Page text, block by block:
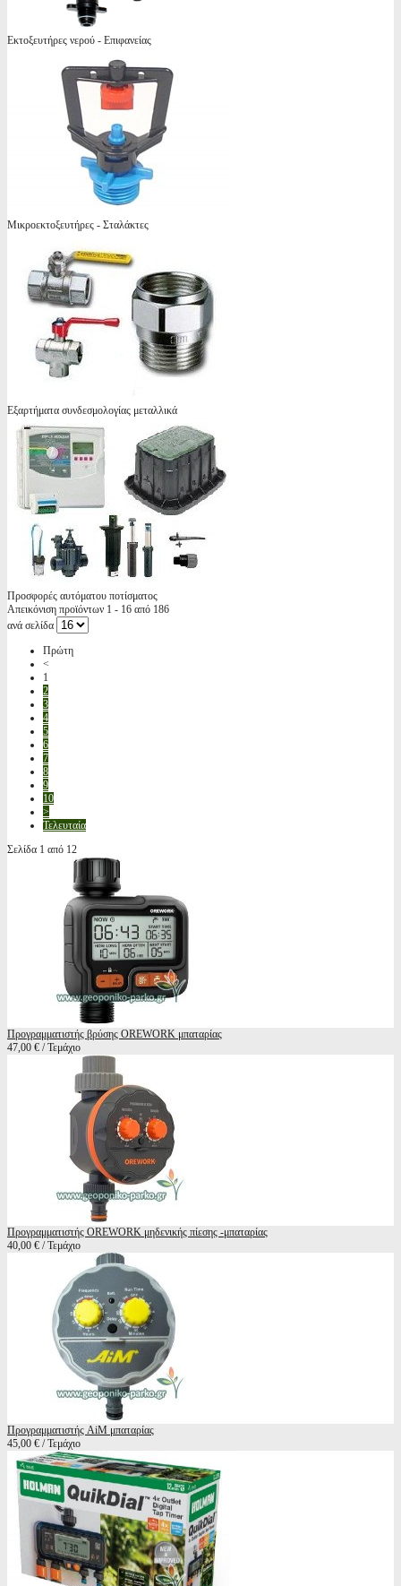
Εκτοξευτήρες νερού - Επιφανείας
Μικροεκτοξευτήρες - Σταλάκτες
Εξαρτήματα συνδεσμολογίας μεταλλικά
Προσφορές αυτόματου ποτίσματος
Απεικόνιση προϊόντων 1 - 16 από 186
ανά σελίδα
Πρώτη
<
1
2
3
4
5
6
7
8
9
10
>
Τελευταία
Σελίδα 1 από 12
Προγραμματιστής βρύσης OREWORK μπαταρίας
47,00 € / Τεμάχιο
Προγραμματιστής OREWORK μηδενικής πίεσης -μπαταρίας
40,00 € / Τεμάχιο
Προγραμματιστής AiM μπαταρίας
45,00 € / Τεμάχιο